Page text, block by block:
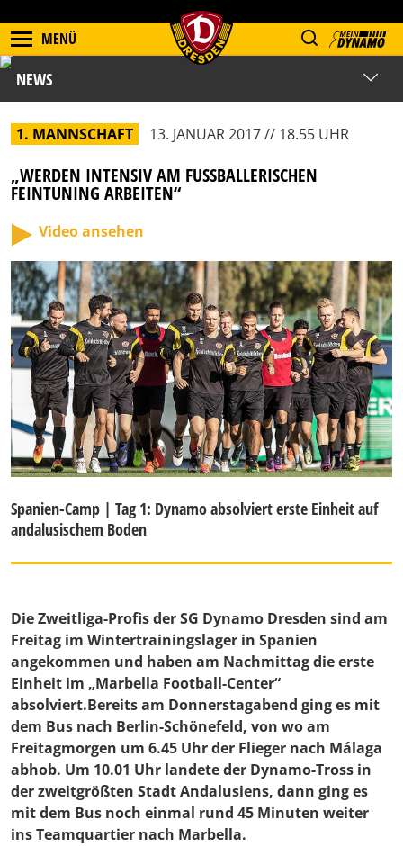
MENÜ
NEWS
1. MANNSCHAFT 13. JANUAR 2017 // 18.55 UHR
„WERDEN INTENSIV AM FUSSBALLERISCHEN F
EINTUNING ARBEITEN“
Video ansehen
Spanien-Camp | Tag 1: Dynamo absolviert erste Einheit auf
andalusischem Boden
Die Zweitliga-Profis der SG Dynamo Dresden sind am
Freitag im Wintertrainingslager in Spanien
angekommen und haben am Nachmittag die erste
Einheit im „Marbella Football-Center“
absolviert.Bereits am Donnerstagabend ging es mit
dem Bus nach Berlin-Schönefeld, von wo am
Freitagmorgen um 6.45 Uhr der Flieger nach Málaga
abhob. Um 10.01 Uhr landete der Dynamo-Tross in
der zweitgrößten Stadt Andalusiens, dann ging es
mit dem Bus noch einmal rund 45 Minuten weiter
ins Teamquartier nach Marbella.